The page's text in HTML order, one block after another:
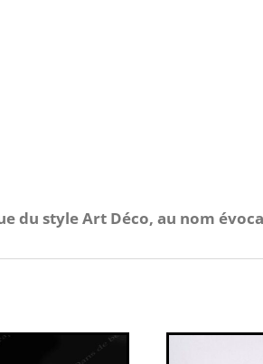
du style Art Déco, au nom